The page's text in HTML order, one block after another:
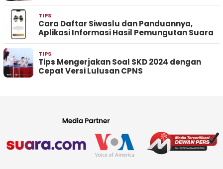
TIPS
Cara Daftar Siwaslu dan Panduannya,
Aplikasi Informasi Hasil Pemungutan Suara
TIPS
Tips Mengerjakan Soal SKD 2024 dengan
Cepat Versi Lulusan CPNS